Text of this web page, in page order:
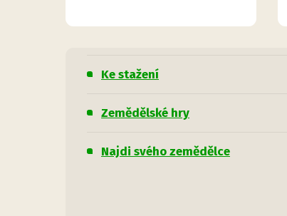
Ke stažení
Zemědělské hry
Najdi svého zemědělce